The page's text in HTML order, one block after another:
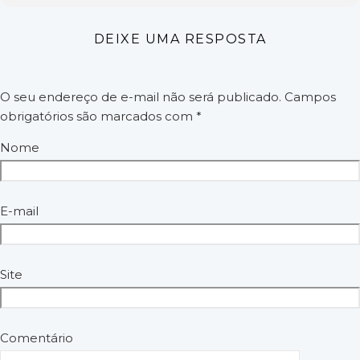
DEIXE UMA RESPOSTA
O seu endereço de e-mail não será publicado. Campos
obrigatórios são marcados com *
Nome
E-mail
Site
Comentário